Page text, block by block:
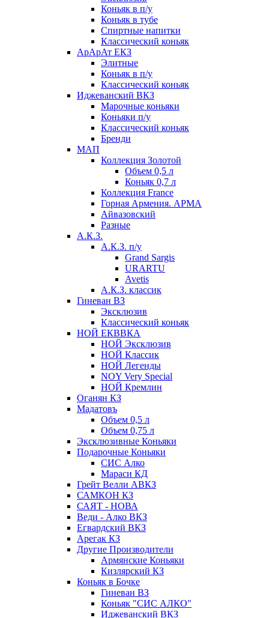
Коньяк в п/у
Коньяк в тубе
Спиртные напитки
Классический коньяк
АрАрАт ЕКЗ
Элитные
Коньяк в п/у
Классический коньяк
Иджеванский ВКЗ
Марочные коньяки
Коньяки п/у
Классический коньяк
Бренди
МАП
Коллекция Золотой
Объем 0,5 л
Коньяк 0,7 л
Коллекция France
Горная Армения. АРМА
Айвазовский
Разные
А.К.З.
А.К.З. п/у
Grand Sargis
URARTU
Avetis
А.К.З. классик
Гиневан ВЗ
Эксклюзив
Классический коньяк
НОЙ ЕКВВКА
НОЙ Эксклюзив
НОЙ Классик
НОЙ Легенды
NOY Very Speсial
НОЙ Кремлин
Оганян КЗ
Мадатовъ
Объем 0,5 л
Объем 0,75 л
Эксклюзивные Коньяки
Подарочные Коньяки
СИС Алко
Мараси КД
Грейт Велли АВКЗ
САМКОН КЗ
САЯТ - НОВА
Веди - Алко ВКЗ
Егвардский ВКЗ
Арегак КЗ
Другие Производители
Армянские Коньяки
Кизлярский КЗ
Коньяк в Бочке
Гиневан ВЗ
Коньяк "СИС АЛКО"
Иджеванский ВКЗ